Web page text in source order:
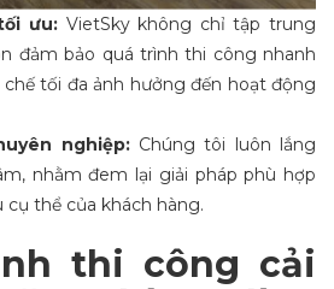
ưu: VietSky không chỉ tập trung
đảm bảo quá trình thi công nhanh
tối đa ảnh hưởng đến hoạt động
nghiệp: Chúng tôi luôn lắng
nhằm đem lại giải pháp phù hợp
thể của khách hàng.
thi công cải